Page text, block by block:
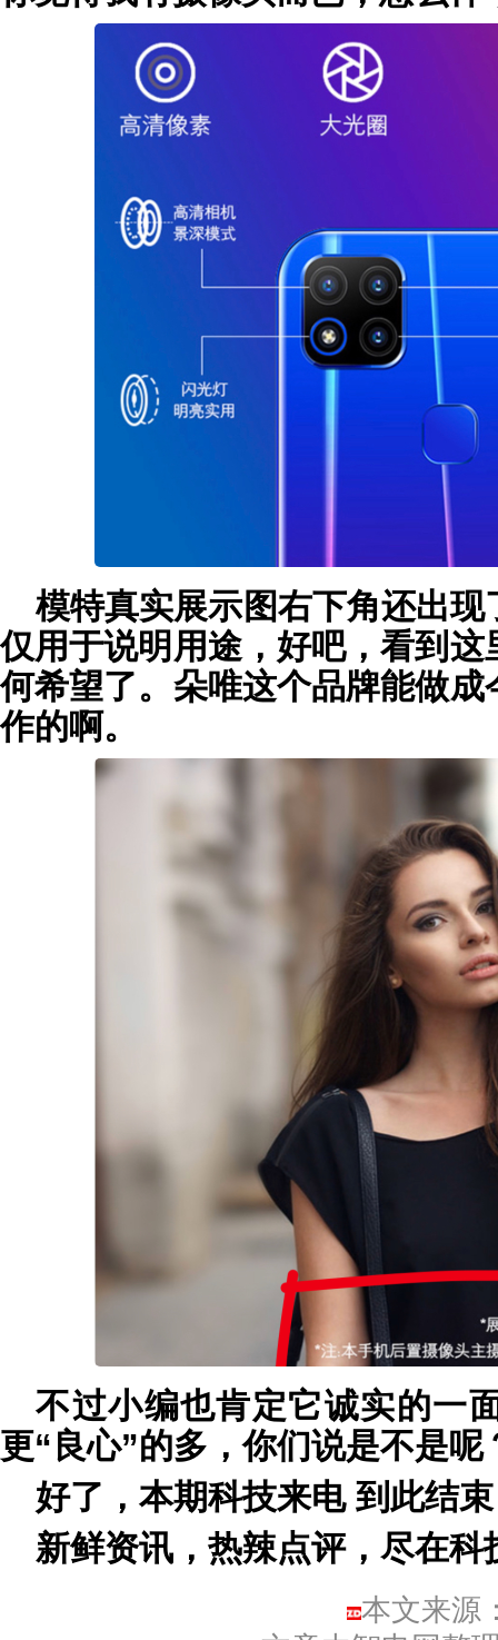
模特真实展示图右下角还出
仅用于说明用途，好吧，看到
何希望了。朵唯这个品牌能做
作的啊。
不过小编也肯定它诚实的一
更“良心”的多，你们说是不是呢
好了，本期科技来电 到此结
新鲜资讯，热辣点评，尽在科
本文来源